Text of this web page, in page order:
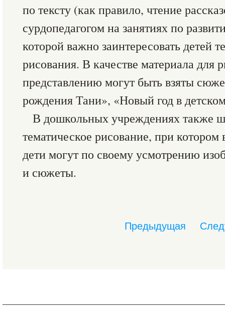
по тексту (как правило, чтение
сурдопедагогом на занятиях по
которой важно заинтересовать детей
рисования. В качестве материала для
представлению могут быть взяты
рождения Тани», «Новый год в
В дошкольных учреждениях также
тематическое рисование, при
дети могут по своему усмотрению
и сюжеты.
Предыдущая